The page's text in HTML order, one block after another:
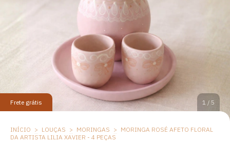
Frete grátis 1 / 5
INÍCIO > LOUÇAS > MORINGAS > MORINGA ROSÉ AFETO FLORAL
DA ARTISTA LILIA XAVIER - 4 PEÇAS